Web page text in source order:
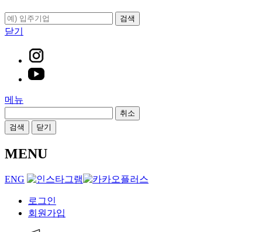
검색
닫기
메뉴
취소
검색
닫기
MENU
ENG
로그인
회원가입